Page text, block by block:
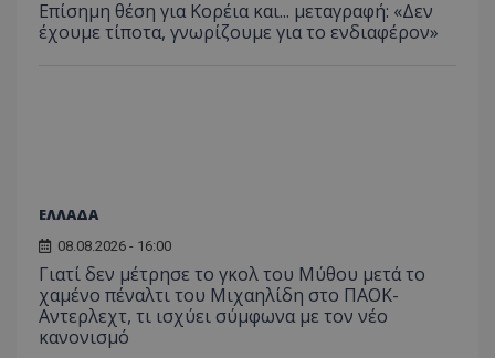
Επίσημη θέση για Κορέια και... μεταγραφή: «Δεν
έχουμε τίποτα, γνωρίζουμε για το ενδιαφέρον»
ΕΛΛΑΔΑ
08.08.2026 - 16:00
Γιατί δεν μέτρησε το γκολ του Μύθου μετά το
χαμένο πέναλτι του Μιχαηλίδη στο ΠΑΟΚ-
Αντερλεχτ, τι ισχύει σύμφωνα με τον νέο
κανονισμό